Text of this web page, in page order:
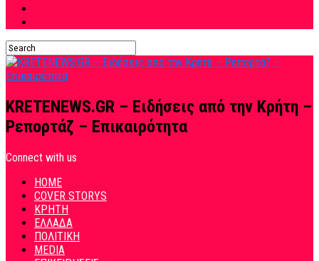
KRETENEWS.GR – Ειδήσεις από την Κρήτη –
Ρεπορτάζ – Επικαιρότητα
Connect with us
HOME
COVER STORYS
ΚΡΗΤΗ
ΕΛΛΑΔΑ
ΠΟΛΙΤΙΚΗ
MEDIA